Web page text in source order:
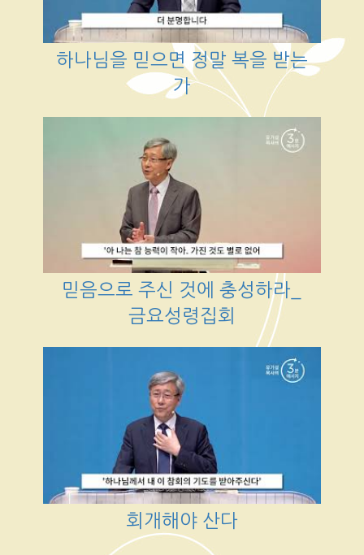
하나님을 믿으면 정말 복을 받는
가
믿음으로 주신 것에 충성하라_
금요성령집회
회개해야 산다